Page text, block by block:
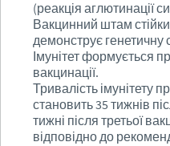
(реакція аглютинації
Вакцинний штам
демонструє генетичну
Імунітет формується
вакцинації.
Тривалість імунітету
становить 35 тижнів
тижні після третьої
відповідно до